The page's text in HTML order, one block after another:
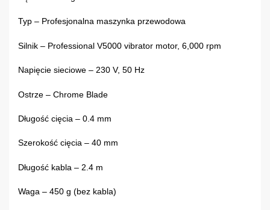
Typ – Profesjonalna maszynka przewodowa
Silnik – Professional V5000 vibrator motor, 6,000 rpm
Napięcie sieciowe – 230 V, 50 Hz
Ostrze – Chrome Blade
Długość cięcia – 0.4 mm
Szerokość cięcia – 40 mm
Długość kabla – 2.4 m
Waga – 450 g (bez kabla)